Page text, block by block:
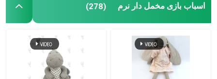
روسری حیوانات
کوسن بالش مخملی
اسباب بازی های مخمل دار کریسمس
اسباب بازی مخمل دار نرم (278)